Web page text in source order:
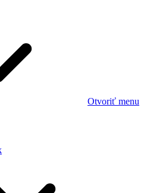
Otvoriť menu